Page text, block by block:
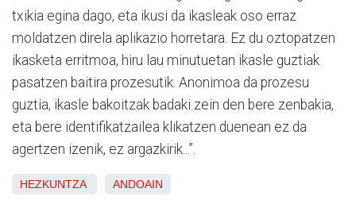
txikia egina dago, eta ikusi da ikasleak oso erraz
moldatzen direla aplikazio horretara. Ez du oztopatzen
ikasketa erritmoa, hiru lau minutuetan ikasle guztiak
pasatzen baitira prozesutik. Anonimoa da prozesu
guztia, ikasle bakoitzak badaki zein den bere zenbakia,
eta bere identifikatzailea klikatzen duenean ez da
agertzen izenik, ez argazkirik...”.
HEZKUNTZA ANDOAIN